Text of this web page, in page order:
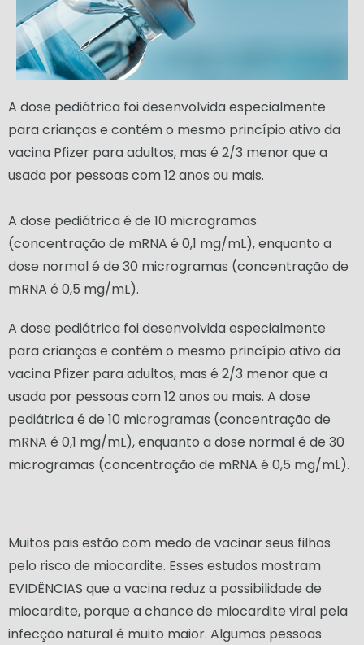
A dose pediátrica foi desenvolvida especialmente
para crianças e contém o mesmo princípio ativo da
vacina Pfizer para adultos, mas é 2/3 menor que a
usada por pessoas com 12 anos ou mais.
A dose pediátrica é de 10 microgramas
(concentração de mRNA é 0,1 mg/mL), enquanto a
dose normal é de 30 microgramas (concentração de
mRNA é 0,5 mg/mL).
A dose pediátrica foi desenvolvida especialmente
para crianças e contém o mesmo princípio ativo da
vacina Pfizer para adultos, mas é 2/3 menor que a
usada por pessoas com 12 anos ou mais. A dose
pediátrica é de 10 microgramas (concentração de
mRNA é 0,1 mg/mL), enquanto a dose normal é de 30
microgramas (concentração de mRNA é 0,5 mg/mL).
Muitos pais estão com medo de vacinar seus filhos
pelo risco de miocardite. Esses estudos mostram
EVIDÊNCIAS que a vacina reduz a possibilidade de
miocardite, porque a chance de miocardite viral pela
infecção natural é muito maior. Algumas pessoas